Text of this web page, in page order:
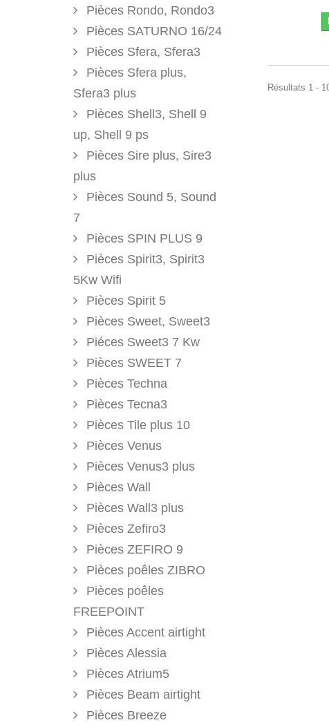
Pièces Rondo, Rondo3
Pièces SATURNO 16/24
Pièces Sfera, Sfera3
Pièces Sfera plus,
Sfera3 plus
Pièces Shell3, Shell 9
up, Shell 9 ps
Pièces Sire plus, Sire3
plus
Pièces Sound 5, Sound
7
Pièces SPIN PLUS 9
Pièces Spirit3, Spirit3
5Kw Wifi
Pièces Spirit 5
Pièces Sweet, Sweet3
Piéces Sweet3 7 Kw
Pièces SWEET 7
Pièces Techna
Pièces Tecna3
Pièces Tile plus 10
Pièces Venus
Pièces Venus3 plus
Pièces Wall
Pièces Wall3 plus
Pièces Zefiro3
Pièces ZEFIRO 9
Pièces poêles ZIBRO
Pièces poêles
FREEPOINT
Pièces Accent airtight
Pièces Alessia
Pièces Atrium5
Pièces Beam airtight
Pièces Breeze
Résultats 1 -